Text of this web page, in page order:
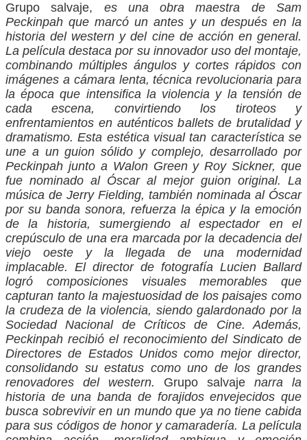
Grupo salvaje, es una obra maestra de Sam
Peckinpah que marcó un antes y un después en la
historia del western y del cine de acción en general.
La película destaca por su innovador uso del montaje,
combinando múltiples ángulos y cortes rápidos con
imágenes a cámara lenta, técnica revolucionaria para
la época que intensifica la violencia y la tensión de
cada escena, convirtiendo los tiroteos y
enfrentamientos en auténticos ballets de brutalidad y
dramatismo. Esta estética visual tan característica se
une a un guion sólido y complejo, desarrollado por
Peckinpah junto a Walon Green y Roy Sickner, que
fue nominado al Óscar al mejor guion original. La
música de Jerry Fielding, también nominada al Óscar
por su banda sonora, refuerza la épica y la emoción
de la historia, sumergiendo al espectador en el
crepúsculo de una era marcada por la decadencia del
viejo oeste y la llegada de una modernidad
implacable. El director de fotografía Lucien Ballard
logró composiciones visuales memorables que
capturan tanto la majestuosidad de los paisajes como
la crudeza de la violencia, siendo galardonado por la
Sociedad Nacional de Críticos de Cine. Además,
Peckinpah recibió el reconocimiento del Sindicato de
Directores de Estados Unidos como mejor director,
consolidando su estatus como uno de los grandes
renovadores del western. Grupo salvaje narra la
historia de una banda de forajidos envejecidos que
busca sobrevivir en un mundo que ya no tiene cabida
para sus códigos de honor y camaradería. La película